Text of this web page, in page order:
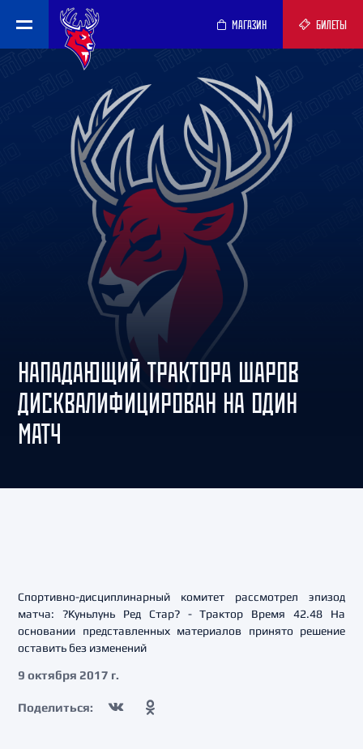
МАГАЗИН БИЛЕТЫ
НАПАДАЮЩИЙ ТРАКТОРА ШАРОВ
ДИСКВАЛИФИЦИРОВАН НА ОДИН
МАТЧ
Спортивно-дисциплинарный комитет рассмотрел эпизод
матча: ?Куньлунь Ред Стар? - Трактор Время 42.48 На
основании представленных материалов принято решение
оставить без изменений
9 октября 2017 г.
Поделиться: